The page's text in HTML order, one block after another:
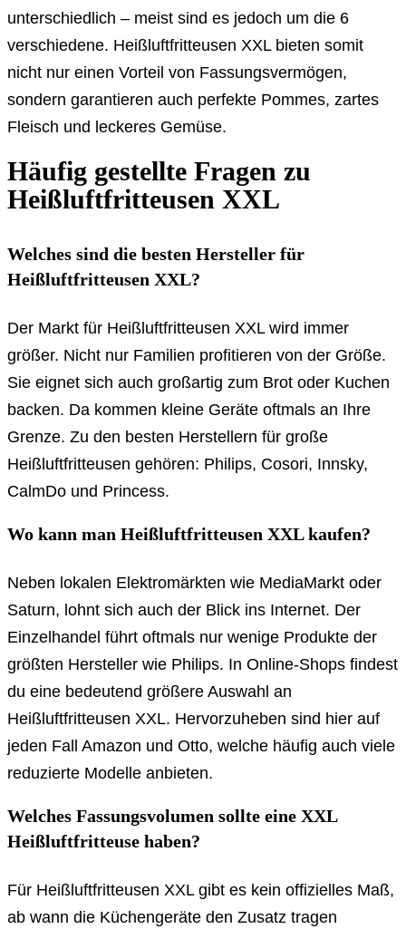
unterschiedlich – meist sind es jedoch um die 6
verschiedene. Heißluftfritteusen XXL bieten somit
nicht nur einen Vorteil von Fassungsvermögen,
sondern garantieren auch perfekte Pommes, zartes
Fleisch und leckeres Gemüse.
Häufig gestellte Fragen zu
Heißluftfritteusen XXL
Welches sind die besten Hersteller für
Heißluftfritteusen XXL?
Der Markt für Heißluftfritteusen XXL wird immer
größer. Nicht nur Familien profitieren von der Größe.
Sie eignet sich auch großartig zum Brot oder Kuchen
backen. Da kommen kleine Geräte oftmals an Ihre
Grenze. Zu den besten Herstellern für große
Heißluftfritteusen gehören: Philips, Cosori, Innsky,
CalmDo und Princess.
Wo kann man Heißluftfritteusen XXL kaufen?
Neben lokalen Elektromärkten wie MediaMarkt oder
Saturn, lohnt sich auch der Blick ins Internet. Der
Einzelhandel führt oftmals nur wenige Produkte der
größten Hersteller wie Philips. In Online-Shops findest
du eine bedeutend größere Auswahl an
Heißluftfritteusen XXL. Hervorzuheben sind hier auf
jeden Fall Amazon und Otto, welche häufig auch viele
reduzierte Modelle anbieten.
Welches Fassungsvolumen sollte eine XXL
Heißluftfritteuse haben?
Für Heißluftfritteusen XXL gibt es kein offizielles Maß,
ab wann die Küchengeräte den Zusatz tragen